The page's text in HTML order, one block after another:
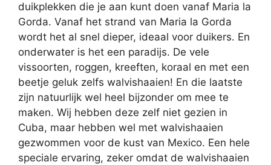
duikplekken die je aan kunt doen vanaf Maria la
Gorda. Vanaf het strand van Maria la Gorda
wordt het al snel dieper, ideaal voor duikers. En
onderwater is het een paradijs. De vele
vissoorten, roggen, kreeften, koraal en met een
beetje geluk zelfs walvishaaien! En die laatste
zijn natuurlijk wel heel bijzonder om mee te
maken. Wij hebben deze zelf niet gezien in
Cuba, maar hebben wel met walvishaaien
gezwommen voor de kust van Mexico. Een hele
speciale ervaring, zeker omdat de walvishaaien